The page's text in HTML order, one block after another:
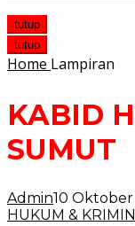
tutup
tutup
Home Lampiran
KABID
SUMUT
Admin10
HUKUM &